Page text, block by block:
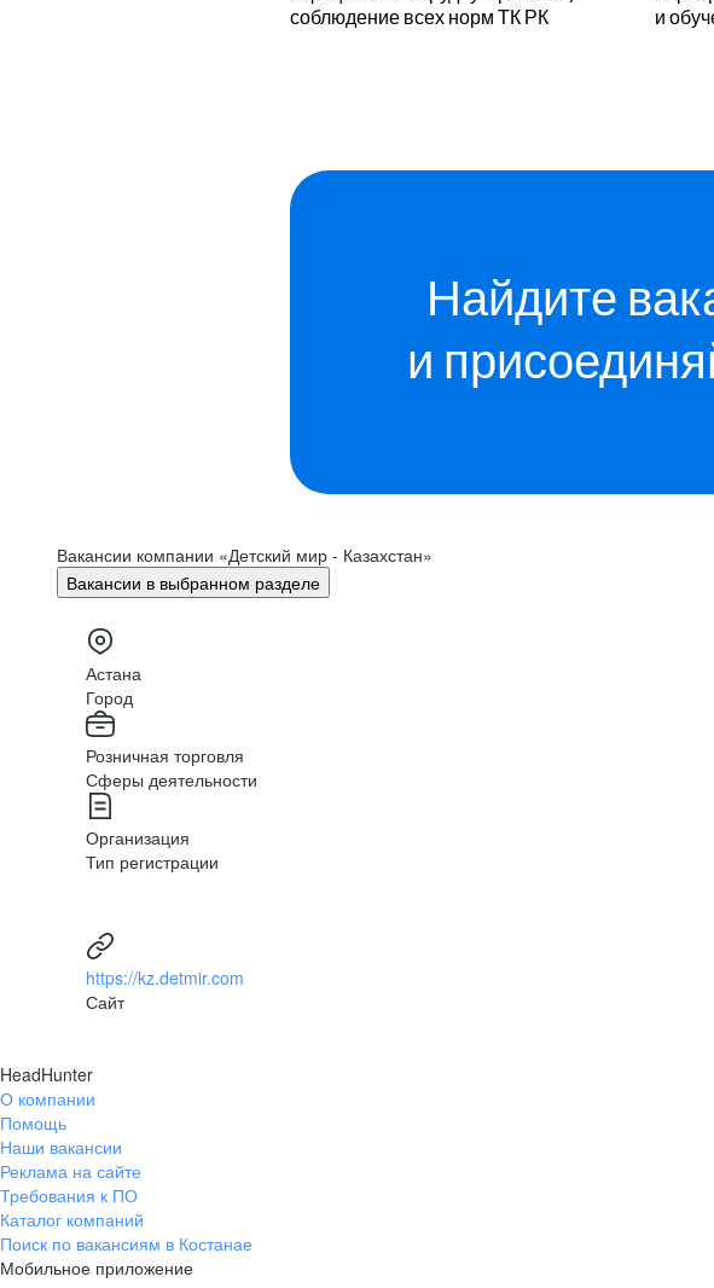
соблюдение всех норм ТК РК
и
Найдите
и
Вакансии компании «Детский мир - Казахстан»
Вакансии в выбранном разделе
Астана
Город
Розничная торговля
Сферы деятельности
Организация
Тип регистрации
https://kz.detmir.com
Сайт
HeadHunter
О компании
Помощь
Наши вакансии
Реклама на сайте
Требования к ПО
Каталог компаний
Поиск по вакансиям в Костанае
Мобильное приложение